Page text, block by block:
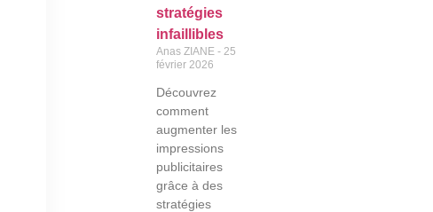
stratégies
infaillibles
Anas ZIANE 25
février 2026
Découvrez
comment
augmenter les
impressions
publicitaires
grâce à des
stratégies